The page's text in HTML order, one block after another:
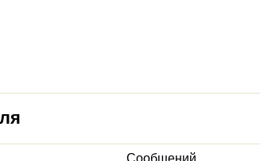
Сообщений